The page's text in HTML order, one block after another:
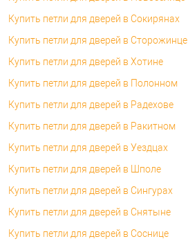
Купить петли для дверей в Сокирянах
Купить петли для дверей в Сторожинце
Купить петли для дверей в Хотине
Купить петли для дверей в Полонном
Купить петли для дверей в Радехове
Купить петли для дверей в Ракитном
Купить петли для дверей в Уездцах
Купить петли для дверей в Шполе
Купить петли для дверей в Сингурах
Купить петли для дверей в Снятыне
Купить петли для дверей в Соснице